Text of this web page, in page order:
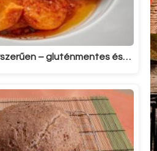
– gluténmentes és…